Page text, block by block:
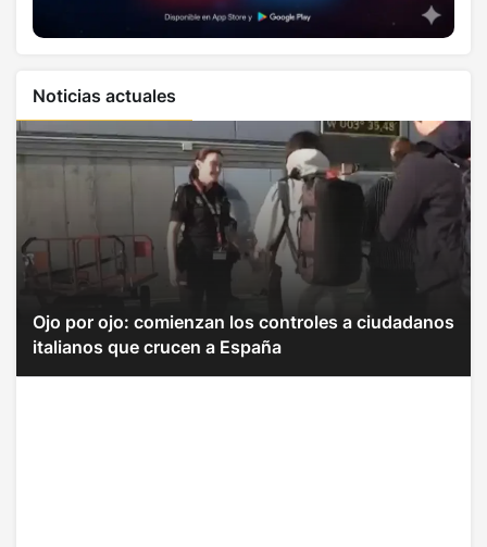
Noticias actuales
Ojo por ojo: comienzan los controles a ciudadanos
italianos que crucen a España